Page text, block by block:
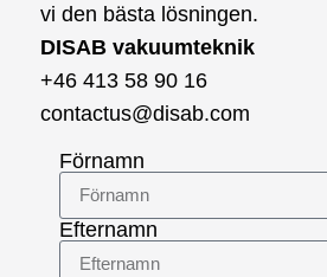
vi den bästa lösningen.
DISAB vakuumteknik
+46 413 58 90 16
contactus@disab.com
Förnamn
Efternamn